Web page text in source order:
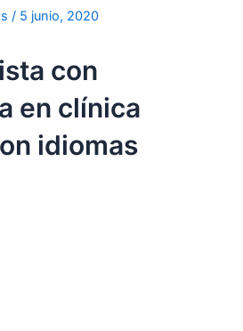
/ 5 junio, 2020
con
en clínica
idiomas